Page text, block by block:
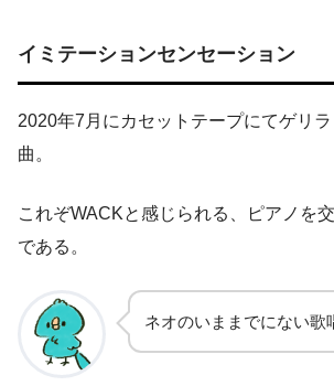
イミテーションセンセーション
2020年7月にカセットテープにてゲリ
曲。
これぞWACKと感じられる、ピアノを
である。
ネオのいままでにない歌